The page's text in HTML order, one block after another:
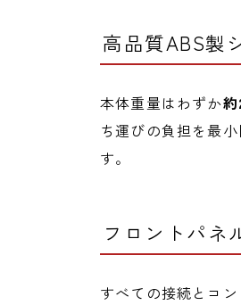
高品質ABS製
本体重量はわずか
ち運びの負担を最
す。
フロントパネ
すべての接続とコ